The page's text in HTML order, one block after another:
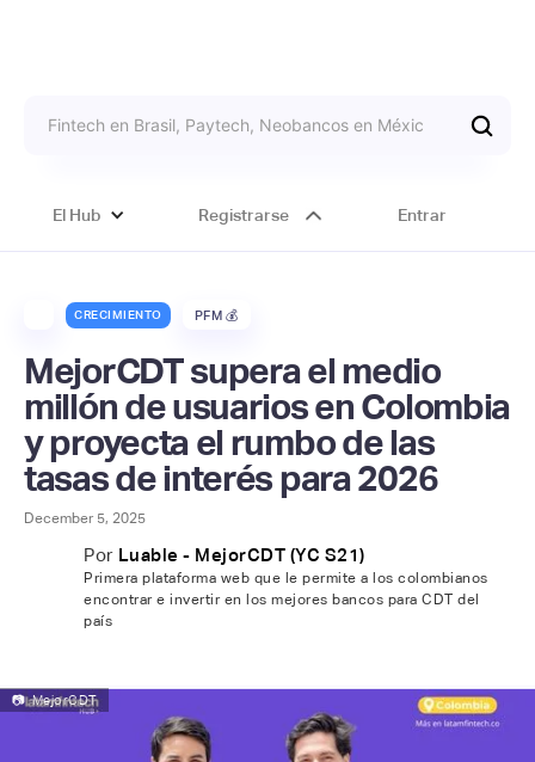
El Hub Registrarse Entrar
CRECIMIENTO PFM 💰
MejorCDT supera el medio
millón de usuarios en Colombia
y proyecta el rumbo de las
tasas de interés para 2026
December 5, 2025
Por Luable - MejorCDT (YC S21)
Primera plataforma web que le permite a los colombianos
encontrar e invertir en los mejores bancos para CDT del
país
📷 MejorCDT